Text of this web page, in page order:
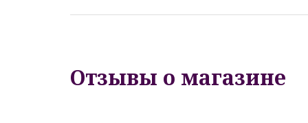
Отзывы о магазине